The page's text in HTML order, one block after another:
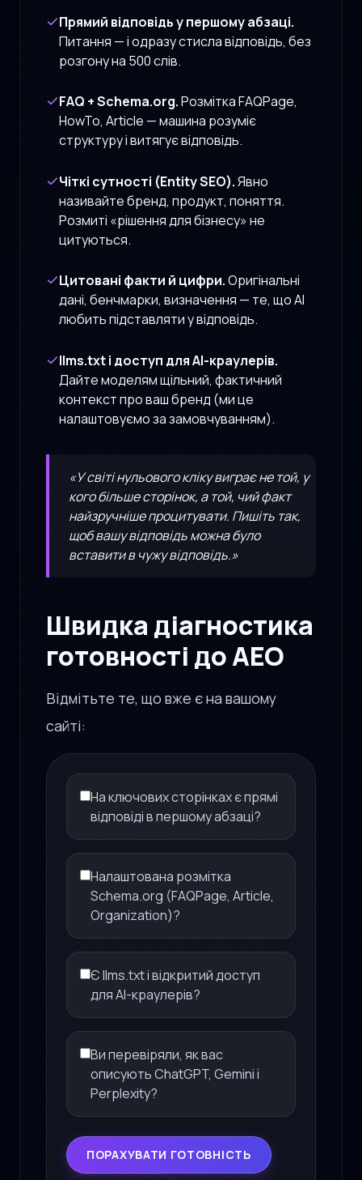
Прямий відповідь у першому абзаці.
Питання — і одразу стисла відповідь, без
розгону на 500 слів.
FAQ + Schema.org.Розмітка FAQPage,
HowTo, Article — машина розуміє
структуру і витягує відповідь.
Чіткі сутності (Entity SEO).Явно
називайте бренд, продукт, поняття.
Розмиті «рішення для бізнесу» не
цитуються.
Цитовані факти й цифри.Оригінальні
дані, бенчмарки, визначення — те, що AI
любить підставляти у відповідь.
llms.txt і доступ для AI-краулерів.
Дайте моделям щільний, фактичний
контекст про ваш бренд (ми це
налаштовуємо за замовчуванням).
«У світі нульового кліку виграє не той, у
кого більше сторінок, а той, чий факт
найзручніше процитувати. Пишіть так,
щоб вашу відповідь можна було
вставити в чужу відповідь.»
Швидка діагностика
готовності до AEO
Відмітьте те, що вже є на вашому
сайті:
На ключових сторінках є прямі
відповіді в першому абзаці?
Налаштована розмітка
Schema.org (FAQPage, Article,
Organization)?
Є llms.txt і відкритий доступ
для AI-краулерів?
Ви перевіряли, як вас
описують ChatGPT, Gemini і
Perplexity?
ПОРАХУВАТИ ГОТОВНІСТЬ